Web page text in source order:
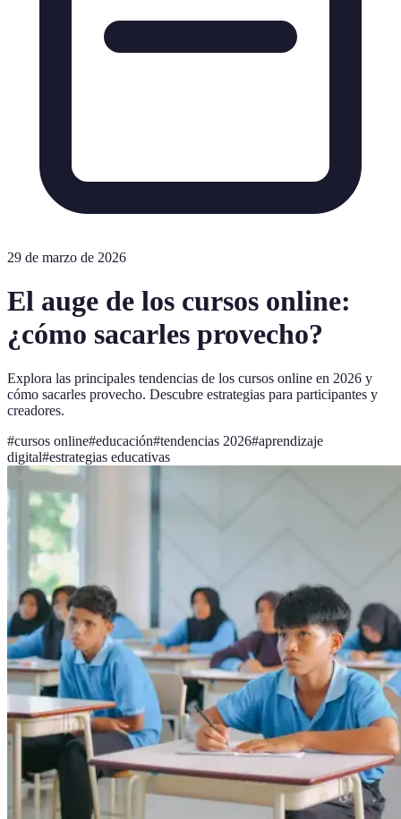
29 de marzo de 2026
El auge de los cursos online:
¿cómo sacarles provecho?
Explora las principales tendencias de los cursos online en 2026 y
cómo sacarles provecho. Descubre estrategias para participantes y
creadores.
#cursos online#educación#tendencias 2026#aprendizaje
digital#estrategias educativas